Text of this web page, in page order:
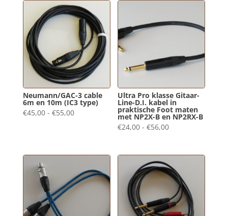
Neumann/GAC-3 cable
6m en 10m (IC3 type)
€45,00 - €55,00Prijsklasse:
Ultra Pro klasse Gitaar-
Line-D.I. kabel in
praktische Foot maten
met NP2X-B en NP2RX-B
€24,00 - €56,00Prijsklasse:
tot
€56,00